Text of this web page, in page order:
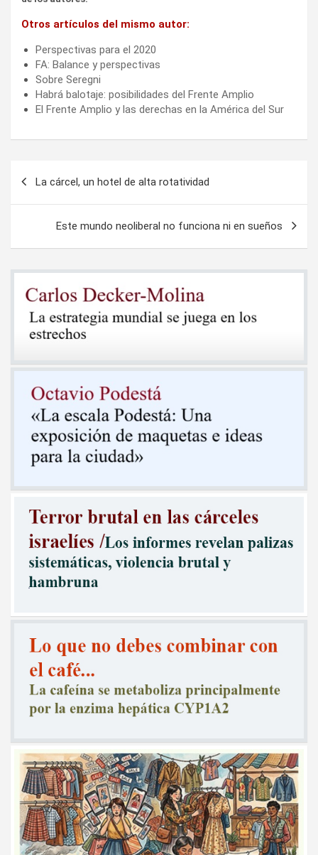
Otros artículos del mismo autor:
Perspectivas para el 2020
FA: Balance y perspectivas
Sobre Seregni
Habrá balotaje: posibilidades del Frente Amplio
El Frente Amplio y las derechas en la América del Sur
entradas
La cárcel, un hotel de alta rotatividad
Este mundo neoliberal no funciona ni en sueños